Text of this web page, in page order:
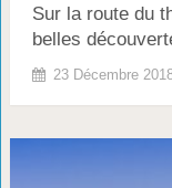
Sur la route du
belles
23 Décembre